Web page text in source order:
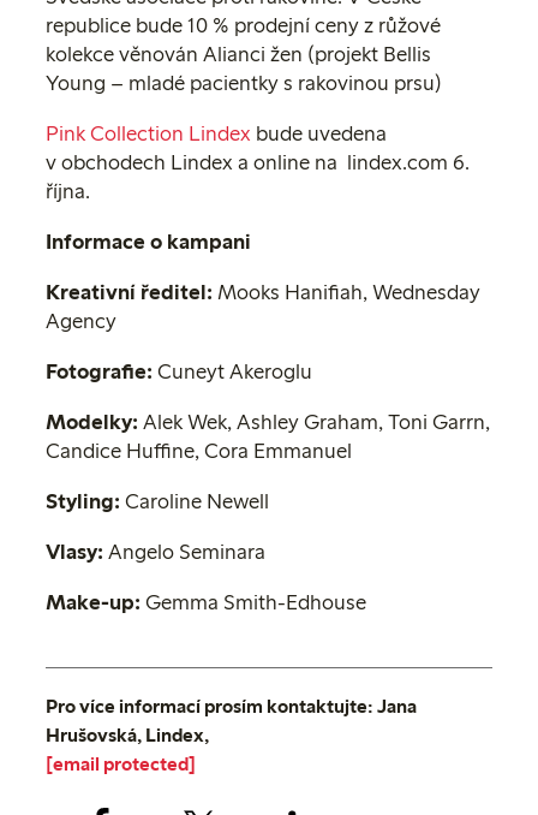
republice bude 10 % prodejní ceny z růžové
kolekce věnován Alianci žen (projekt Bellis
Young – mladé pacientky s rakovinou prsu)
Pink Collection Lindex bude uvedena
v obchodech Lindex a online na lindex.com 6.
října.
Informace o kampani
Kreativní ředitel: Mooks Hanifiah, Wednesday
Agency
Fotografie: Cuneyt Akeroglu
Modelky: Alek Wek, Ashley Graham, Toni Garrn,
Candice Huffine, Cora Emmanuel
Styling: Caroline Newell
Vlasy: Angelo Seminara
Make-up: Gemma Smith-Edhouse
Pro více informací prosím kontaktujte: Jana
Hrušovská, Lindex,
[email protected]